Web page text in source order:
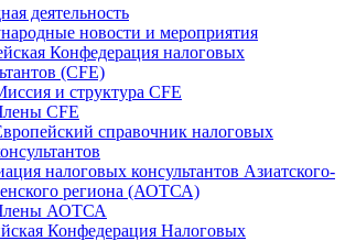
деятельность
новости и мероприятия
Конфедерация налоговых
(CFE)
и структура CFE
CFE
справочник налоговых
налоговых консультантов Азиатского-
региона (АОТСА)
АОТСА
Конфедерация Налоговых